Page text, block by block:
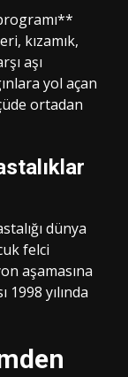
kızamık,
aşı
yol açan
ortadan
dünya
felci
aşamasına
yılında